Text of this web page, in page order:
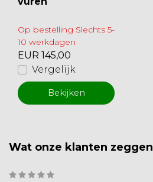
Op bestelling Slechts 5-
10 werkdagen
EUR 145,00
Vergelijk
Bekijken
Wat onze klanten zeggen